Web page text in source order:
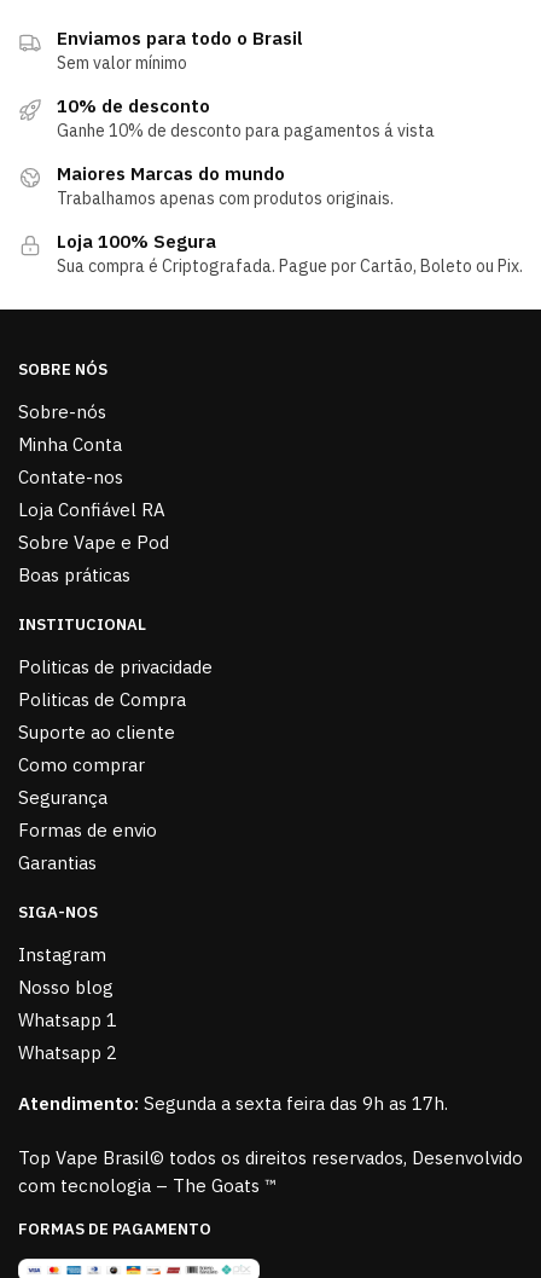
Enviamos para todo o Brasil
Sem valor mínimo
10% de desconto
Ganhe 10% de desconto para pagamentos á vista
Maiores Marcas do mundo
Trabalhamos apenas com produtos originais.
Loja 100% Segura
Sua compra é Criptografada. Pague por Cartão, Boleto ou Pix.
SOBRE NÓS
Sobre-nós
Minha Conta
Contate-nos
Loja Confiável RA
Sobre Vape e Pod
Boas práticas
INSTITUCIONAL
Politicas de privacidade
Politicas de Compra
Suporte ao cliente
Como comprar
Segurança
Formas de envio
Garantias
SIGA-NOS
Instagram
Nosso blog
Whatsapp 1
Whatsapp 2
Atendimento: Segunda a sexta feira das 9h as 17h.
Top Vape Brasil© todos os direitos reservados, Desenvolvido
com tecnologia – The Goats ™
FORMAS DE PAGAMENTO